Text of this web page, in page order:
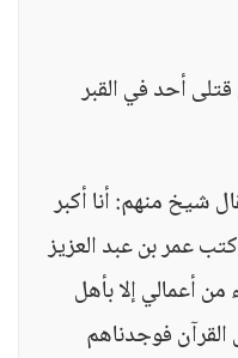
أحد في القبر
شيخ منهم: أنا أكبر
عمر بن عبد العزيز
أعمالي إلا بأهل
القرآن فوجدناهم